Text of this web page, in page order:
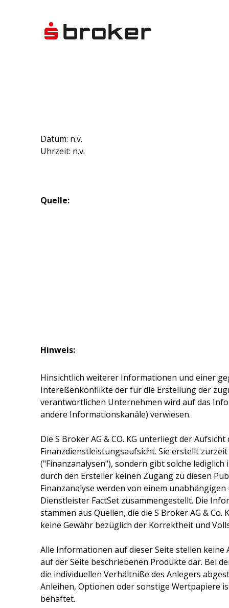
Datum: n.v.
Uhrzeit: n.v.
Quelle:
Hinweis:
Hinsichtlich weiterer Informationen und einer
Intereßenkonflikte der für die Erstellung der
verantwortlichen Unternehmen wird auf das
andere Informationskanäle) verwiesen.
Die S Broker AG & CO. KG unterliegt der Aufsicht
Finanzdienstleistungsaufsicht. Sie erstellt
("Finanzanalysen"), sondern gibt solche
durch den Ersteller keinen Zugang zu diesen
Finanzanalyse werden von einem
Dienstleister FactSet zusammengestellt. Die
stammen aus Quellen, die die S Broker AG & Co.
keine Gewähr bezüglich der Korrektheit und
Alle Informationen auf dieser Seite stellen
auf der Seite beschriebenen Produkte dar. Bei
die individuellen Verhältniße des Anlegers
Anleihen, Optionen oder sonstige Wertpapiere
behaftet.